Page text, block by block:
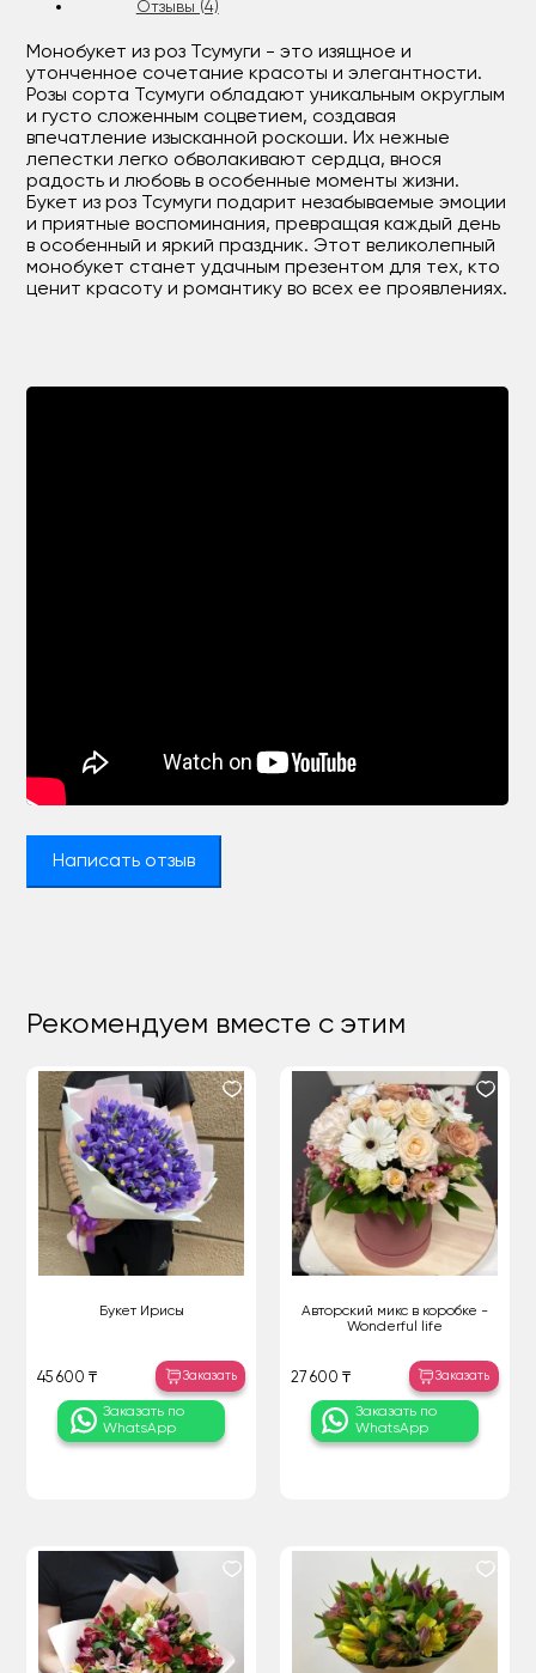
Отзывы (4)
Монобукет из роз Тсумуги - это изящное и
утонченное сочетание красоты и элегантности.
Розы сорта Тсумуги обладают уникальным округлым
и густо сложенным соцветием, создавая
впечатление изысканной роскоши. Их нежные
лепестки легко обволакивают сердца, внося
радость и любовь в особенные моменты жизни.
Букет из роз Тсумуги подарит незабываемые эмоции
и приятные воспоминания, превращая каждый день
в особенный и яркий праздник. Этот великолепный
монобукет станет удачным презентом для тех, кто
ценит красоту и романтику во всех ее проявлениях.
Написать отзыв
Рекомендуем вместе с этим
Букет Ирисы
45 600 ₸ Заказать
Заказать по
WhatsApp
Авторский микс в коробке -
Wonderful life
27 600 ₸ Заказать
Заказать по
WhatsApp